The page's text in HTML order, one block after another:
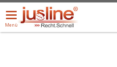
Menü
öffnen/schließen
Menü
ALLE DROPDOWN: